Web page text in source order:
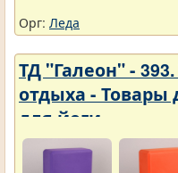
Орг: Леда
ТД "Галеон" -
отдыха - Товары
для йоги